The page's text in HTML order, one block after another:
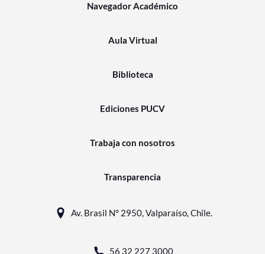
Navegador Académico
Aula Virtual
Biblioteca
Ediciones PUCV
Trabaja con nosotros
Transparencia
Av. Brasil N° 2950, Valparaíso, Chile.
56 32 227 3000